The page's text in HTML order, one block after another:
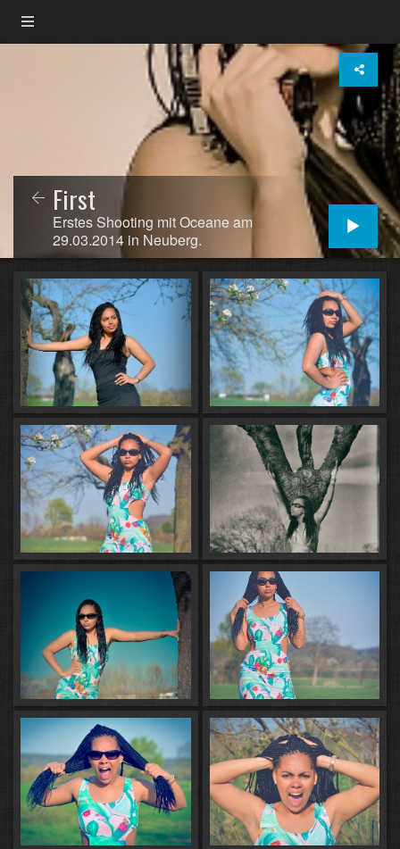
First
Erstes Shooting mit Oceane am
29.03.2014 in Neuberg.